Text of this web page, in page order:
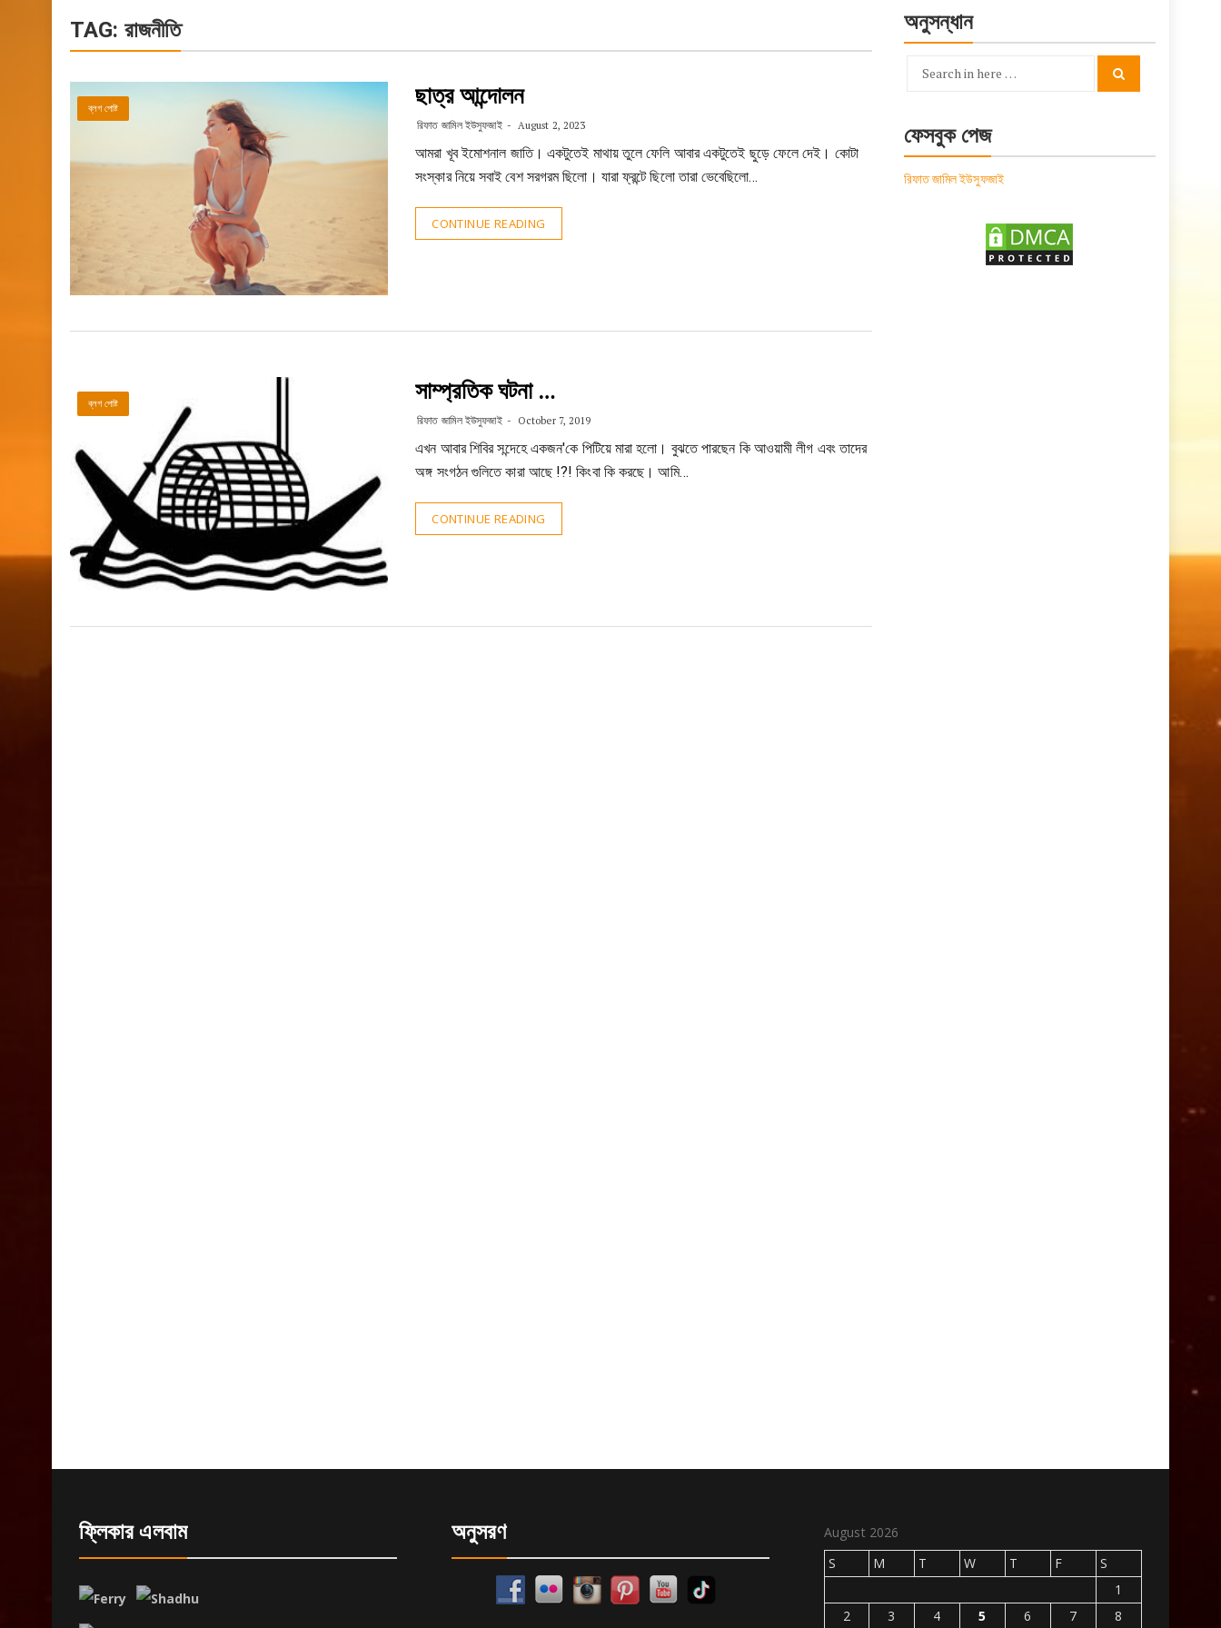
TAG: রাজনীতি
ব্লগ পোষ্ট ছাত্র আন্দোলন
রিফাত জামিল ইউসুফজাই August 2, 2023
আমরা খূব ইমোশনাল জাতি। একটুতেই মাথায় তুলে ফেলি আবার একটুতেই ছুড়ে ফেলে দেই। কোটা
সংস্কার নিয়ে সবাই বেশ সরগরম ছিলো। যারা ফ্রন্টে ছিলো তারা ভেবেছিলো…
CONTINUE READING
ব্লগ পোষ্ট সাম্প্রতিক ঘটনা …
রিফাত জামিল ইউসুফজাই October 7, 2019
এখন আবার শিবির সন্দেহে একজন'কে পিটিয়ে মারা হলো। বুঝতে পারছেন কি আওয়ামী লীগ এবং তাদের
অঙ্গ সংগঠন গুলিতে কারা আছে !?! কিংবা কি করছে। আমি…
CONTINUE READING
অনুসন্ধান
Search
ফেসবুক পেজ
রিফাত জামিল ইউসুফজাই
ফ্লিকার এলবাম অনুসরণ
August 2026
S
M T W T F
S
1
2
3 4 5 6 7 8